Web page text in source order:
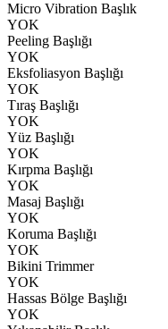
Micro Vibration Başlık
YOK
Peeling Başlığı
YOK
Eksfoliasyon Başlığı
YOK
Tıraş Başlığı
YOK
Yüz Başlığı
YOK
Kırpma Başlığı
YOK
Masaj Başlığı
YOK
Koruma Başlığı
YOK
Bikini Trimmer
YOK
Hassas Bölge Başlığı
YOK